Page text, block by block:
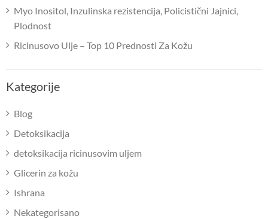
Myo Inositol, Inzulinska rezistencija, Policistični Jajnici,
Plodnost
Ricinusovo Ulje – Top 10 Prednosti Za Kožu
Kategorije
Blog
Detoksikacija
detoksikacija ricinusovim uljem
Glicerin za kožu
Ishrana
Nekategorisano